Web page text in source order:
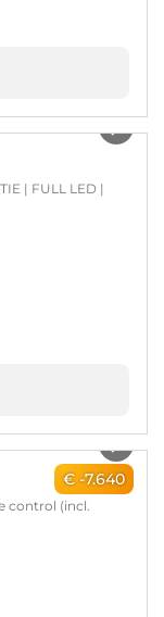
| FULL LED |
€ -7.640
control (incl.